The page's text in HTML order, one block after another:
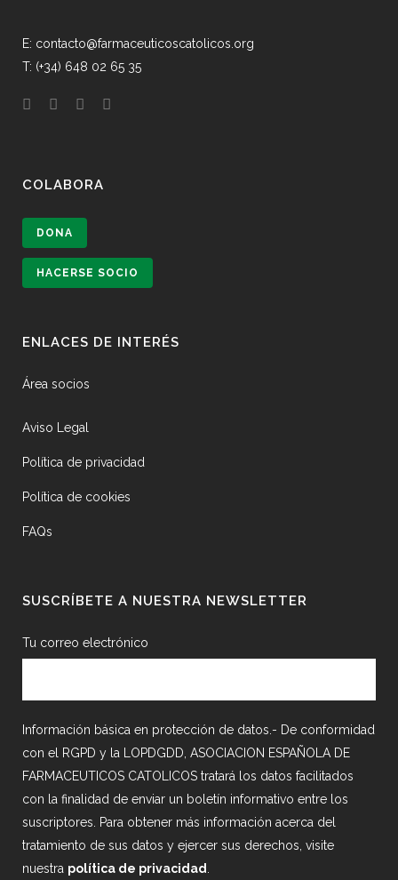
E: contacto@farmaceuticoscatolicos.org
T: (+34) 648 02 65 35
COLABORA
DONA
HACERSE SOCIO
ENLACES DE INTERÉS
Área socios
Aviso Legal
Política de privacidad
Política de cookies
FAQs
SUSCRÍBETE A NUESTRA NEWSLETTER
Tu correo electrónico
Información básica en protección de datos.- De conformidad
con el RGPD y la LOPDGDD, ASOCIACION ESPAÑOLA DE
FARMACEUTICOS CATOLICOS tratará los datos facilitados
con la finalidad de enviar un boletín informativo entre los
suscriptores. Para obtener más información acerca del
tratamiento de sus datos y ejercer sus derechos, visite
nuestra política de privacidad